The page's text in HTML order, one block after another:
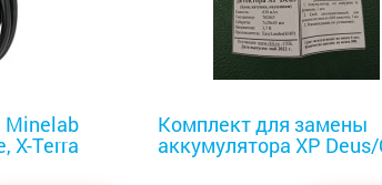
Minelab
X-Terra
Комплект для замены
аккумулятора XP Deus/